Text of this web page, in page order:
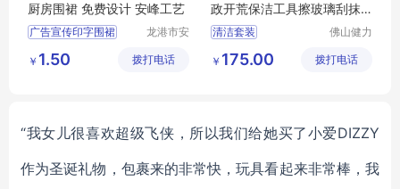
厨房围裙 免费设计 安峰工艺
广告宣传印字围裙
一次性涤纶火锅围裙
龙港市安
品厂（个
￥ 1.50 拨打电话
政开荒保洁工具擦玻璃刮抹
布刷子组合
清洁套装
开荒保洁工具
佛山健力
有限公司
￥ 175.00 拨打电话
“我女儿很喜欢超级飞侠，所以我们给她买了小爱DIZZY
作为圣诞礼物，包裹来的非常快，玩具看起来非常棒，我